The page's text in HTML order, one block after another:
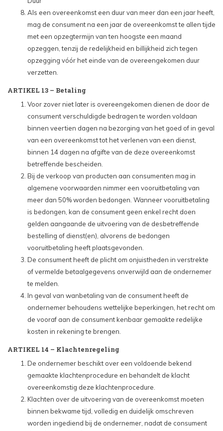
Als een overeenkomst een duur van meer dan een jaar heeft,
mag de consument na een jaar de overeenkomst te allen tijde
met een opzegtermijn van ten hoogste een maand
opzeggen, tenzij de redelijkheid en billijkheid zich tegen
opzegging vóór het einde van de overeengekomen duur
verzetten.
ARTIKEL 13 – Betaling
Voor zover niet later is overeengekomen dienen de door de
consument verschuldigde bedragen te worden voldaan
binnen veertien dagen na bezorging van het goed of in geval
van een overeenkomst tot het verlenen van een dienst,
binnen 14 dagen na afgifte van de deze overeenkomst
betreffende bescheiden.
Bij de verkoop van producten aan consumenten mag in
algemene voorwaarden nimmer een vooruitbetaling van
meer dan 50% worden bedongen. Wanneer vooruitbetaling
is bedongen, kan de consument geen enkel recht doen
gelden aangaande de uitvoering van de desbetreffende
bestelling of dienst(en), alvorens de bedongen
vooruitbetaling heeft plaatsgevonden.
De consument heeft de plicht om onjuistheden in verstrekte
of vermelde betaalgegevens onverwijld aan de ondernemer
te melden.
In geval van wanbetaling van de consument heeft de
ondernemer behoudens wettelijke beperkingen, het recht om
de vooraf aan de consument kenbaar gemaakte redelijke
kosten in rekening te brengen.
ARTIKEL 14 – Klachtenregeling
De ondernemer beschikt over een voldoende bekend
gemaakte klachtenprocedure en behandelt de klacht
overeenkomstig deze klachtenprocedure.
Klachten over de uitvoering van de overeenkomst moeten
binnen bekwame tijd, volledig en duidelijk omschreven
worden ingediend bij de ondernemer, nadat de consument